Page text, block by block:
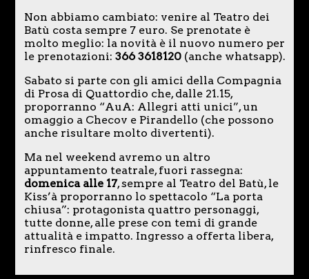
Non abbiamo cambiato: venire al Teatro dei
Batù costa sempre 7 euro. Se prenotate è
molto meglio: la novità è il nuovo numero per
le prenotazioni: 366 3618120(anche whatsapp).
Sabato si parte con gli amici della Compagnia
di Prosa di Quattordio che, dalle 21.15,
proporranno “AuA: Allegri atti unici”, un
omaggio a Checov e Pirandello (che possono
anche risultare molto divertenti).
Ma nel weekend avremo un altro
appuntamento teatrale, fuori rassegna:
domenica alle 17, sempre al Teatro del Batù, le
Kiss’à proporranno lo spettacolo “La porta
chiusa”: protagonista quattro personaggi,
tutte donne, alle prese con temi di grande
attualità e impatto. Ingresso a offerta libera,
rinfresco finale.